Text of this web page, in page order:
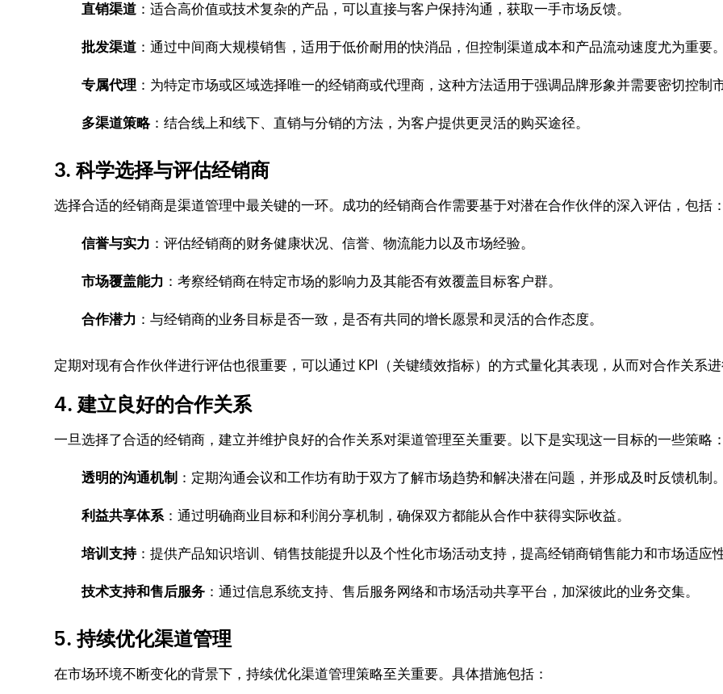
直销渠道 ：适合高价值或技术复杂的产品，可以直接与客户保持沟通，获取一手市场反馈。
批发渠道 ：通过中间商大规模销售，适用于低价耐用的快消品，但控制渠道成本和产品流动速度尤为重要。
专属代理 ：为特定市场或区域选择唯一的经销商或代理商，这种方法适用于强调品牌形象并需要密切控制
多渠道策略：结合线上和线下、直销与分销的方法，为客户提供更灵活的购买途径。
3. 科学选择与评估经销商
选择合适的经销商是渠道管理中最关键的一环。成功的经销商合作需要基于对潜在合作伙伴的深入评估，包括：
信誉与实力 ：评估经销商的财务健康状况、信誉、物流能力以及市场经验。
市场覆盖能力 ：考察经销商在特定市场的影响力及其能否有效覆盖目标客户群。
合作潜力 ：与经销商的业务目标是否一致，是否有共同的增长愿景和灵活的合作态度。
定期对现有合作伙伴进行评估也很重要，可以通过 KPI（关键绩效指标）的方式量化其表现，从而对合作关系进
4. 建立良好的合作关系
一旦选择了合适的经销商，建立并维护良好的合作关系对渠道管理至关重要。以下是实现这一目标的一些策略：
透明的沟通机制 ：定期沟通会议和工作坊有助于双方了解市场趋势和解决潜在问题，并形成及时反馈机制。
利益共享体系：通过明确商业目标和利润分享机制，确保双方都能从合作中获得实际收益。
培训支持：提供产品知识培训、销售技能提升以及个性化市场活动支持，提高经销商销售能力和市场适应性
技术支持和售后服务 ：通过信息系统支持、售后服务网络和市场活动共享平台，加深彼此的业务交集。
5. 持续优化渠道管理
在市场环境不断变化的背景下，持续优化渠道管理策略至关重要。具体措施包括：